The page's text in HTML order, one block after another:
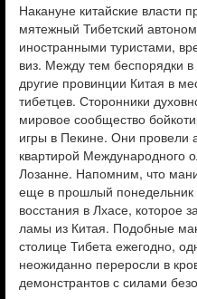
Накануне китайские власти
мятежный Тибетский
иностранными туристами,
виз. Между тем беспорядки
другие провинции Китая в
тибетцев. Сторонники
мировое сообщество
игры в Пекине. Они провели
квартирой Международного
Лозанне. Напомним, что
еще в прошлый
восстания в Лхасе, которое
ламы из Китая. Подобные
столице Тибета ежегодно,
неожиданно переросли в
демонстрантов с силами